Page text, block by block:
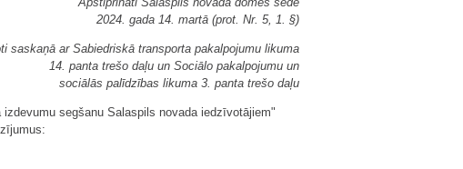
2024. gada 14. martā (prot. Nr. 5, 1. §)
saskaņā ar Sabiedriskā transporta pakalpojumu likuma
14. panta trešo daļu un Sociālo pakalpojumu un
sociālās palīdzības likuma 3. panta trešo daļu
segšanu Salaspils novada iedzīvotājiem"